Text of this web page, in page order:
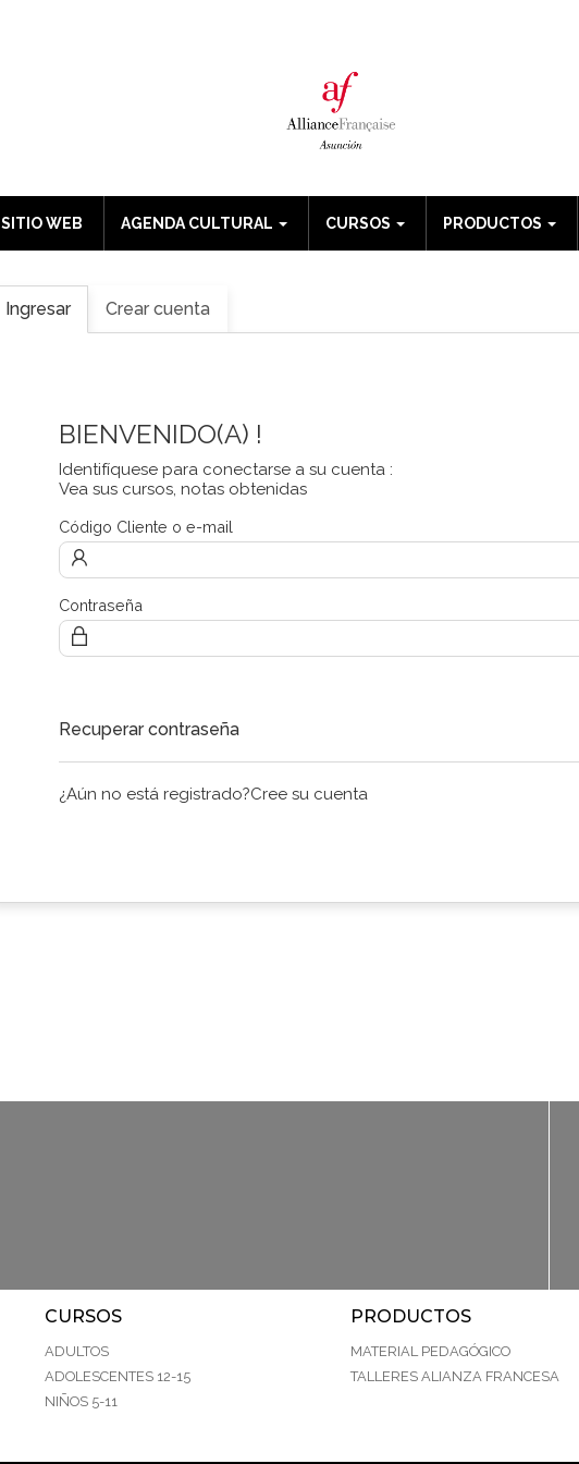
SITIO WEB AGENDA CULTURAL CURSOS PRODUCTOS
Ingresar Crear cuenta
BIENVENIDO(A) !
Identifíquese para conectarse a su cuenta :
Vea sus cursos, notas obtenidas
Código Cliente o e-mail
Contraseña
Recuperar contraseña
¿Aún no está registrado?Cree su cuenta
CURSOS
ADULTOS
ADOLESCENTES 12-15
NIÑOS 5-11
PRODUCTOS
MATERIAL PEDAGÓGICO
TALLERES ALIANZA FRANCESA